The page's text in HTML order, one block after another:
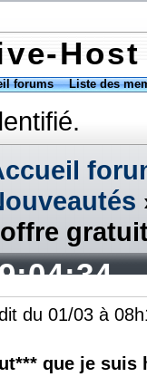
Host
forums Liste des
du 01/03 à
que je suis